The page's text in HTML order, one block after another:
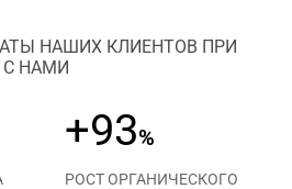
НАШИХ КЛИЕНТОВ ПРИ
С НАМИ
+93%
РОСТ ОРГАНИЧЕСКОГО